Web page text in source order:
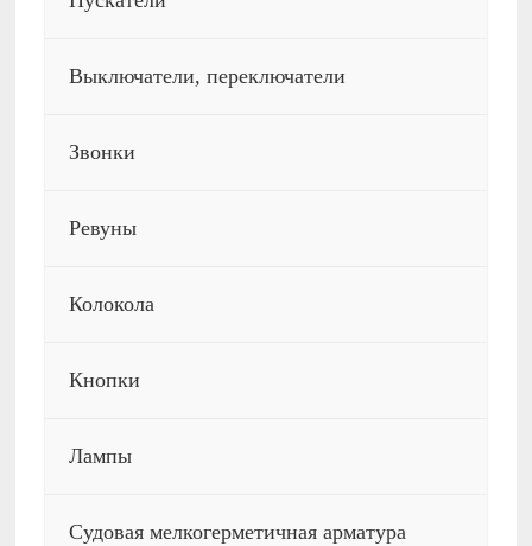
Выключатели, переключатели
Звонки
Ревуны
Колокола
Кнопки
Лампы
Судовая мелкогерметичная арматура